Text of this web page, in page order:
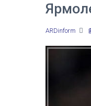
ARDinform